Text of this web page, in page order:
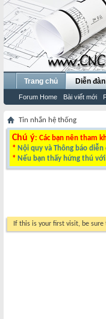
Trang chủ Diễn đàn
Forum Home Bài viết mới
Tin nhắn hệ thống
Chú ý: Các bạn nên tham
* Nội quy và Thông báo diễn
* Nếu bạn thấy hứng thú
If this is your first visit, be sure